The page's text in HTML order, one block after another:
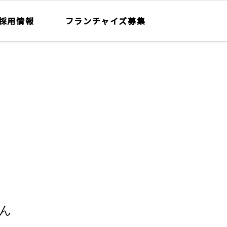
用情報 フランチャイズ募集